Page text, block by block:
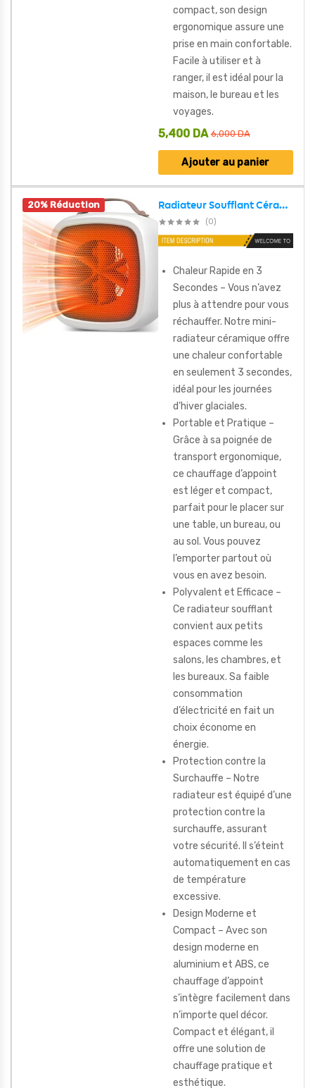
compact, son design
ergonomique assure une
prise en main confortable.
Facile à utiliser et à
ranger, il est idéal pour la
maison, le bureau et les
voyages.
6,000DA
5,400 DA
Ajouter au panier
20% Réduction Radiateur Soufflant Céramique 500 W avec Thermostat Intelligente – سخان كهربائي محمول
(0)
Chaleur Rapide en 3
Secondes – Vous n’avez
plus à attendre pour vous
réchauffer. Notre mini-
radiateur céramique offre
une chaleur confortable
en seulement 3 secondes,
idéal pour les journées
d’hiver glaciales.
Portable et Pratique –
Grâce à sa poignée de
transport ergonomique,
ce chauffage d’appoint
est léger et compact,
parfait pour le placer sur
une table, un bureau, ou
au sol. Vous pouvez
l’emporter partout où
vous en avez besoin.
Polyvalent et Efficace –
Ce radiateur soufflant
convient aux petits
espaces comme les
salons, les chambres, et
les bureaux. Sa faible
consommation
d’électricité en fait un
choix économe en
énergie.
Protection contre la
Surchauffe – Notre
radiateur est équipé d’une
protection contre la
surchauffe, assurant
votre sécurité. Il s’éteint
automatiquement en cas
de température
excessive.
Design Moderne et
Compact – Avec son
design moderne en
aluminium et ABS, ce
chauffage d’appoint
s’intègre facilement dans
n’importe quel décor.
Compact et élégant, il
offre une solution de
chauffage pratique et
esthétique.